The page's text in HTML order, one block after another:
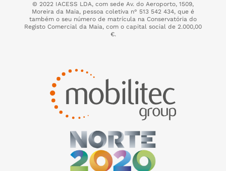
© 2022 IACESS LDA, com sede Av. do Aeroporto, 1509,
Moreira da Maia, pessoa coletiva n° 513 542 434, que é
também o seu número de matrícula na Conservatória do
Registo Comercial da Maia, com o capital social de 2.000,00
€.